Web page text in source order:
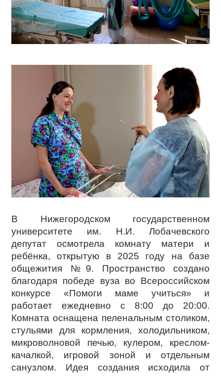
В Нижегородском государственном
университете им. Н.И. Лобачевского
депутат осмотрела комнату матери и
ребёнка, открытую в 2025 году на базе
общежития №9. Пространство создано
благодаря победе вуза во Всероссийском
конкурсе «Помоги маме учиться» и
работает ежедневно с 8:00 до 20:00.
Комната оснащена пеленальным столиком,
стульями для кормления, холодильником,
микроволновой печью, кулером, креслом-
качалкой, игровой зоной и отдельным
санузлом. Идея создания исходила от